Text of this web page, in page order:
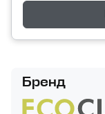
Бренд